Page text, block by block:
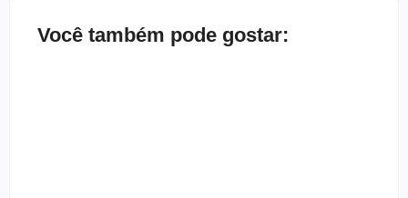
Você também pode gostar: